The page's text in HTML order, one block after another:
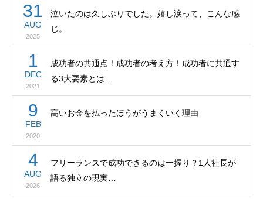
31
AUG
2025
泣いたのは久しぶりでした。嬉し涙って、こんな感
じ。
1
DEC
2021
成功者の共通点！成功者の考え方！成功者に共通す
る3大要素とは…
9
FEB
2020
高いお金を払ったほうがうまくいく理由
4
AUG
2026
フリーランスで成功できるのは一握り？1人社長が
語る独立の現実…